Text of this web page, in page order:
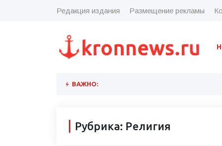
Редакция издания Размещение рекламы
ВАЖНО:
Рубрика: Религия